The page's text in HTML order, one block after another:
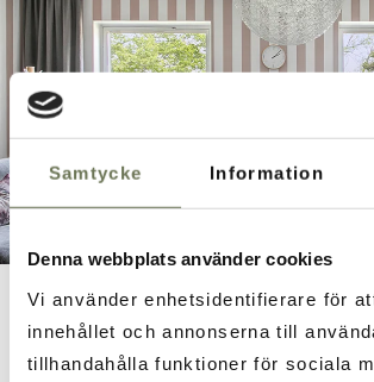
Samtycke Information
Denna webbplats använder cookies
Vi använder enhetsidentifierare för
innehållet och annonserna till
tillhandahålla funktioner för sociala
Monday Deal
Måndagar ger ofta mer lugn, större valfrihet